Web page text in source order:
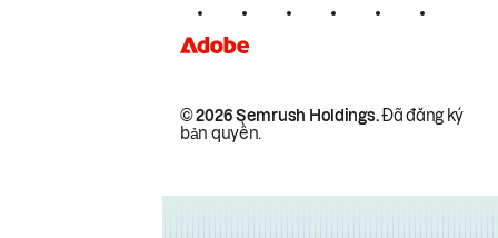
© 2026 Semrush Holdings.Đã đăng ký
bản quyền.